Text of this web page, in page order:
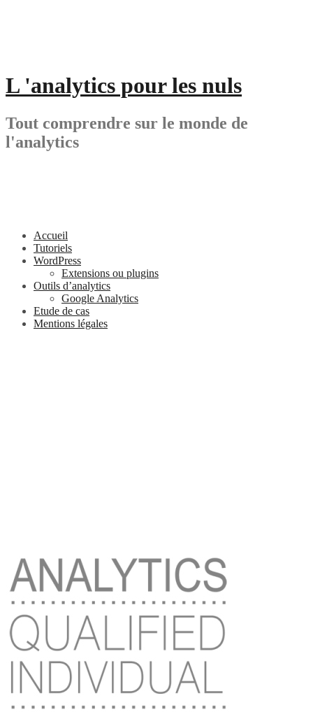
L 'analytics pour les nuls
Tout comprendre sur le monde de
l'analytics
Accueil
Tutoriels
WordPress
Extensions ou plugins
Outils d’analytics
Google Analytics
Etude de cas
Mentions légales